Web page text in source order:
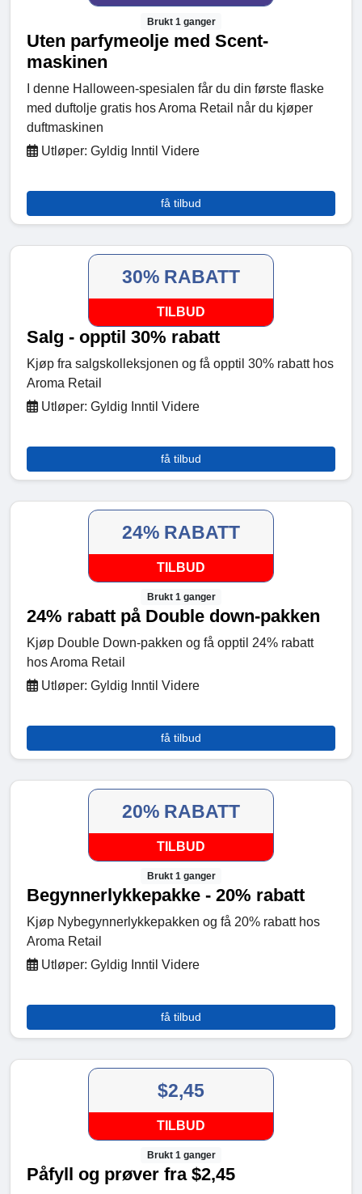
Brukt 1 ganger
Uten parfymeolje med Scent-
maskinen
I denne Halloween-spesialen får du din første flaske
med duftolje gratis hos Aroma Retail når du kjøper
duftmaskinen
Utløper: Gyldig Inntil Videre
få tilbud
30% RABATT
TILBUD
Salg - opptil 30% rabatt
Kjøp fra salgskolleksjonen og få opptil 30% rabatt hos
Aroma Retail
Utløper: Gyldig Inntil Videre
få tilbud
24% RABATT
TILBUD
Brukt 1 ganger
24% rabatt på Double down-pakken
Kjøp Double Down-pakken og få opptil 24% rabatt
hos Aroma Retail
Utløper: Gyldig Inntil Videre
få tilbud
20% RABATT
TILBUD
Brukt 1 ganger
Begynnerlykkepakke - 20% rabatt
Kjøp Nybegynnerlykkepakken og få 20% rabatt hos
Aroma Retail
Utløper: Gyldig Inntil Videre
få tilbud
$2,45
TILBUD
Brukt 1 ganger
Påfyll og prøver fra $2,45